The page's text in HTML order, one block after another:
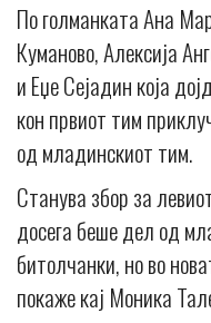
По голманката Ана
Куманово, Алексија
и Еџе Сејадин која
кон првиот тим
од младинскиот тим.
Станува збор за
досега беше дел од
битолчанки, но во
покаже кај Моника